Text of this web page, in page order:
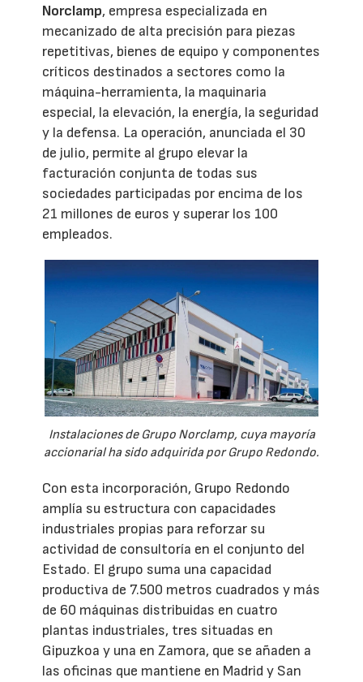
Norclamp, empresa especializada en
mecanizado de alta precisión para piezas
repetitivas, bienes de equipo y componentes
críticos destinados a sectores como la
máquina-herramienta, la maquinaria
especial, la elevación, la energía, la seguridad
y la defensa. La operación, anunciada el 30
de julio, permite al grupo elevar la
facturación conjunta de todas sus
sociedades participadas por encima de los
21 millones de euros y superar los 100
empleados.
Instalaciones de Grupo Norclamp, cuya mayoría
accionarial ha sido adquirida por Grupo Redondo.
Con esta incorporación, Grupo Redondo
amplía su estructura con capacidades
industriales propias para reforzar su
actividad de consultoría en el conjunto del
Estado. El grupo suma una capacidad
productiva de 7.500 metros cuadrados y más
de 60 máquinas distribuidas en cuatro
plantas industriales, tres situadas en
Gipuzkoa y una en Zamora, que se añaden a
las oficinas que mantiene en Madrid y San